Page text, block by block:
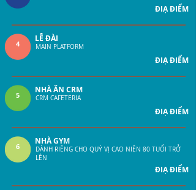
ĐIẠ ĐIỂM
4
LỄ ĐÀI
MAIN PLATFORM
ĐIẠ ĐIỂM
5
NHÀ ĂN CRM
CRM CAFETERIA
ĐIẠ ĐIỂM
6
NHÀ GYM
DÀNH RIÊNG CHO QUÝ VỊ CAO NIÊN 80 TUỔI TRỞ
LÊN
ĐIẠ ĐIỂM